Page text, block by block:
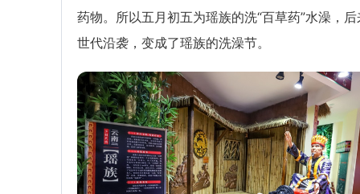
药物。所以五月初五为瑶族的洗“百草药”水澡，后
世代沿袭，变成了瑶族的洗澡节。